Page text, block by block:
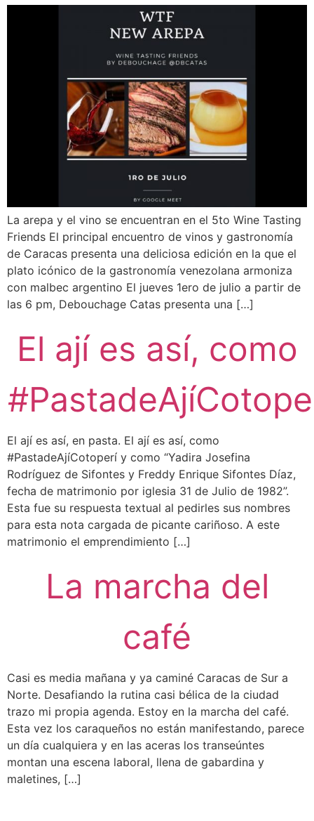
La arepa y el vino se encuentran en el 5to Wine Tasting
Friends El principal encuentro de vinos y gastronomía
de Caracas presenta una deliciosa edición en la que el
plato icónico de la gastronomía venezolana armoniza
con malbec argentino El jueves 1ero de julio a partir de
las 6 pm, Debouchage Catas presenta una […]
El ají es así, como
El ají es así, en pasta. El ají es así, como
#PastadeAjíCotoperí y como “Yadira Josefina
Rodríguez de Sifontes y Freddy Enrique Sifontes Díaz,
fecha de matrimonio por iglesia 31 de Julio de 1982”.
Esta fue su respuesta textual al pedirles sus nombres
para esta nota cargada de picante cariñoso. A este
matrimonio el emprendimiento […]
La marcha del
café
Casi es media mañana y ya caminé Caracas de Sur a
Norte. Desafiando la rutina casi bélica de la ciudad
trazo mi propia agenda. Estoy en la marcha del café.
Esta vez los caraqueños no están manifestando, parece
un día cualquiera y en las aceras los transeúntes
montan una escena laboral, llena de gabardina y
maletines, […]